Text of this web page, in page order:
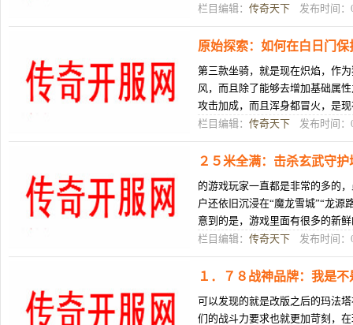
在热血传奇里，80传奇私服有了玩
栏目编辑： 传奇天下 发布时间：
原始探索：如何在白日门保
第三款坐骑，就是现在炽焰，作
风，而且除了能够去增加基础属
攻击加成，而且浑身都冒火，是
适合去进行乘坐的。传奇公服游
栏目编辑： 传奇天下 发布时间：
２５米全满：击杀玄武守
的游戏玩家一直都是非常的多的
户还依旧沉浸在“魔龙雪城”“龙源
意到的是，游戏里面有很多的新
边，要是还在一直冥思苦想如
栏目编辑： 传奇天下 发布时间：
１．７８战神品牌：我是
可以发现的就是改版之后的玛法
们的战斗力要求也就更加苛刻，